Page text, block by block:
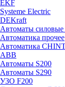
EKF
Systeme Electric
DEKraft
Автоматы силовые
Автоматика прочее
Автоматика
ABB
Автоматы S200
Автоматы S290
УЗО F200